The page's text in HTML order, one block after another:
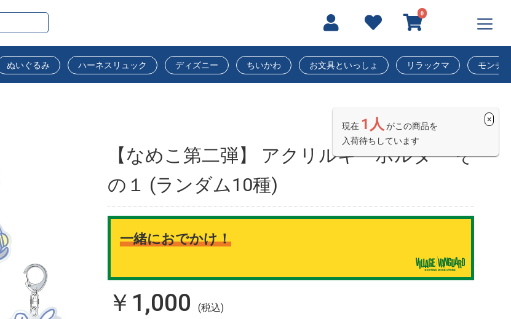
0
ぬいぐるみ ハーネスリュック ディズニー ちいかわ お文具といっしょ リラックマ モンチ
現在 1人 がこの商品を
入荷待ちしています
×
【なめこ第二弾】 アクリルキーホルダー そ
の１ (ランダム10種)
一緒におでかけ！
￥1,000
(税込)